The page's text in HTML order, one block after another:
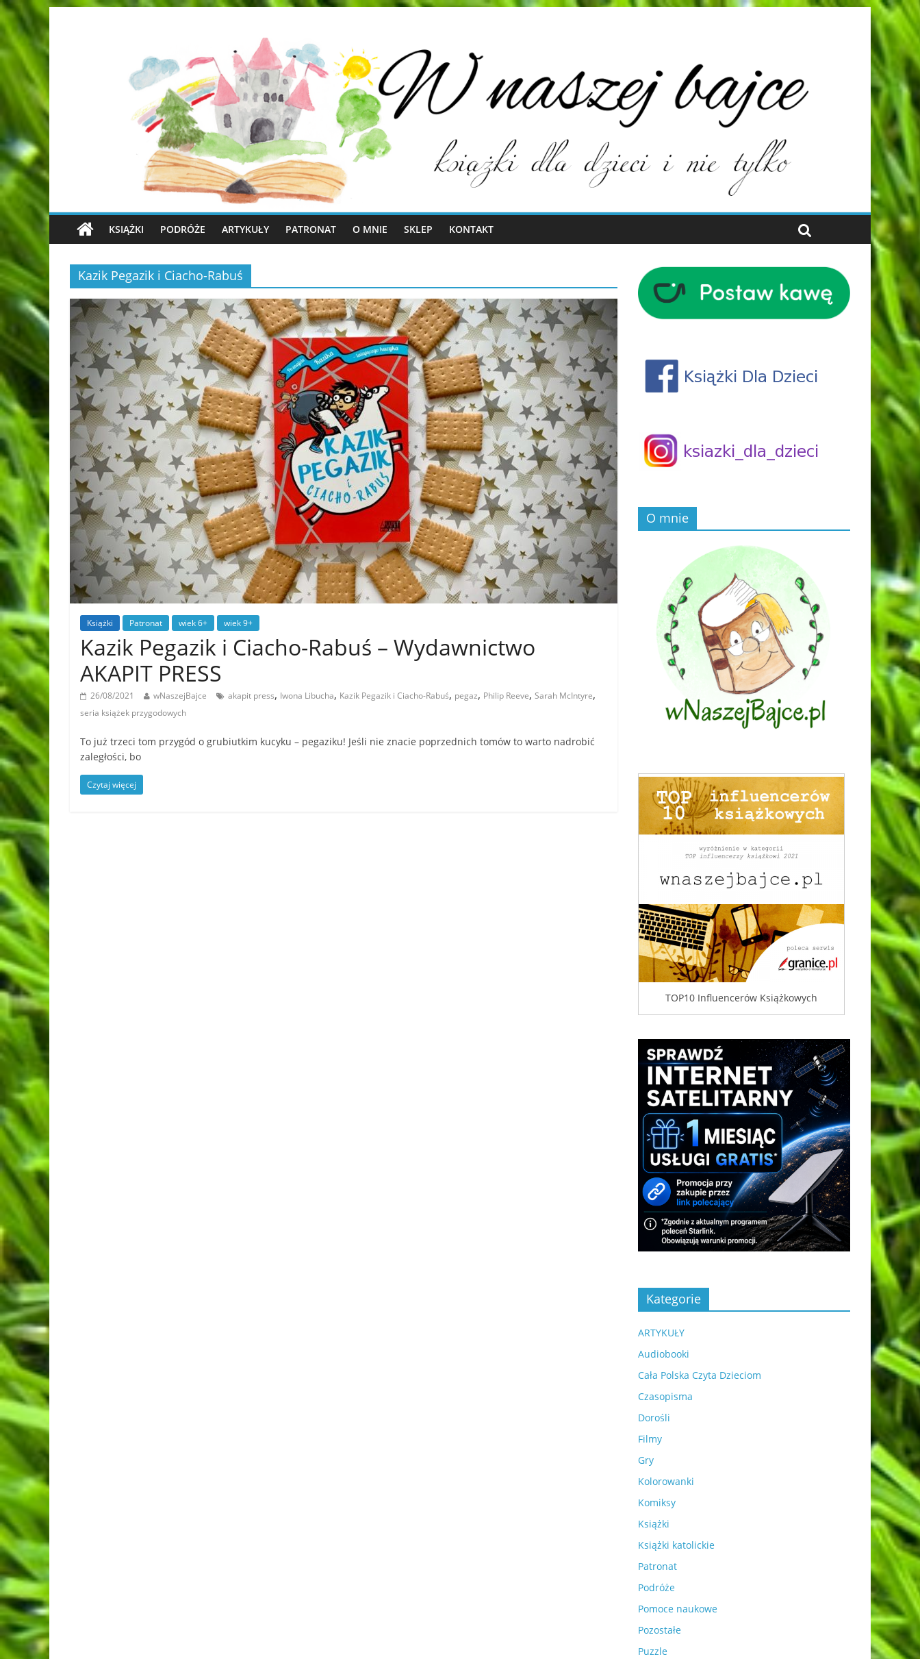
KSIĄŻKI PODRÓŻE ARTYKUŁY PATRONAT O MNIE SKLEP KONTAKT
Kazik Pegazik i Ciacho-Rabuś
Książki Patronat wiek 6+ wiek 9+
Kazik Pegazik i Ciacho-Rabuś – Wydawnictwo
AKAPIT PRESS
26/08/2021 wNaszejBajce akapit press, Iwona Libucha, Kazik Pegazik i Ciacho-Rabuś, pegaz, Philip Reeve, Sarah McIntyre,
seria książek przygodowych
To już trzeci tom przygód o grubiutkim kucyku – pegaziku! Jeśli nie znacie poprzednich tomów to warto nadrobić
zaległości, bo
Czytaj więcej
O mnie
TOP10 Influencerów Książkowych
Kategorie
ARTYKUŁY
Audiobooki
Cała Polska Czyta Dzieciom
Czasopisma
Dorośli
Filmy
Gry
Kolorowanki
Komiksy
Książki
Książki katolickie
Patronat
Podróże
Pomoce naukowe
Pozostałe
Puzzle